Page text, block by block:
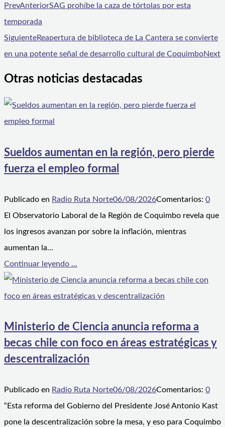
PrevAnteriorSAG prohíbe la caza de tórtolas por esta
temporada
SiguienteReapertura de biblioteca de La Cantera se convierte
en una potente señal de desarrollo cultural de CoquimboNext
Otras noticias destacadas
Sueldos aumentan en la región, pero pierde
fuerza el empleo formal
Publicado en Radio Ruta Norte06/08/2026Comentarios: 0
El Observatorio Laboral de la Región de Coquimbo revela que
los ingresos avanzan por sobre la inflación, mientras
aumentan la…
Continuar leyendo ...
Ministerio de Ciencia anuncia reforma a
becas chile con foco en áreas estratégicas y
descentralización
Publicado en Radio Ruta Norte06/08/2026Comentarios: 0
“Esta reforma del Gobierno del Presidente José Antonio Kast
pone la descentralización sobre la mesa, y eso para Coquimbo